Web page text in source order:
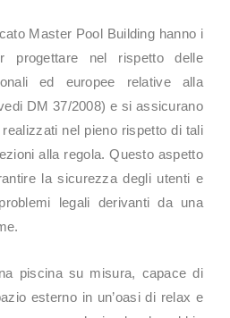
Master Pool Building hanno i
progettare nel rispetto delle
ed europee relative alla
DM 37/2008) e si assicurano
nel pieno rispetto di tali
alla regola. Questo aspetto
la sicurezza degli utenti e
legali derivanti da una
piscina su misura, capace di
esterno in un’oasi di relax e